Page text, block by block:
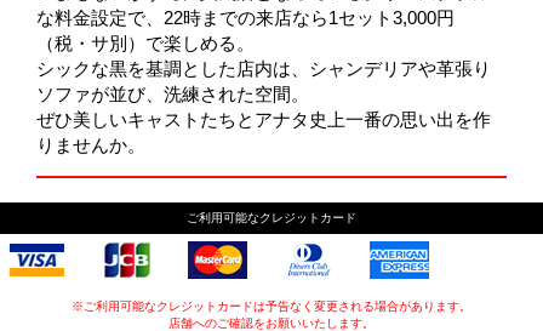
な料金設定で、22時までの来店なら1セット3,000円
（税・サ別）で楽しめる。
シックな黒を基調とした店内は、シャンデリアや革張り
ソファが並び、洗練された空間。
ぜひ美しいキャストたちとアナタ史上一番の思い出を作
りませんか。
ご利用可能なクレジットカード
※ご利用可能なクレジットカードは予告なく変更される場合があります。
店舗へのご確認をお願いいたします。